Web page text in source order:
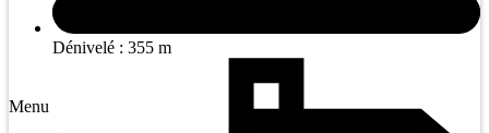
Menu
Dénivelé : 355 m